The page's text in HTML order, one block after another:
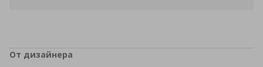
От дизайнера